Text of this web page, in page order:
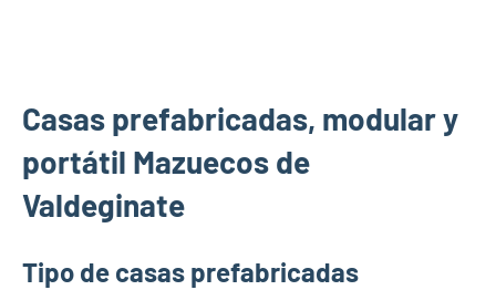
Casas prefabricadas, modular y
portátil Mazuecos de
Valdeginate
Tipo de casas prefabricadas